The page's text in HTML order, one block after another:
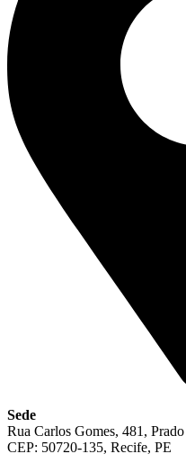
Sede
Rua Carlos Gomes, 481, Prado
CEP: 50720-135, Recife, PE